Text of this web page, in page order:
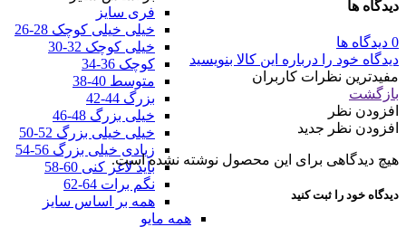
فری سایز
خیلی خیلی کوچک 28-26
خیلی کوچک 32-30
کوچک 36-34
متوسط 40-38
بزرگ 44-42
خیلی بزرگ 48-46
خیلی خیلی بزرگ 52-50
زیادی خیلی بزرگ 56-54
باید لاغر کنی 60-58
نگم برات 64-62
همه بر اساس سایز
همه مایو
دیدگاه ها
0 دیدگاه ها
دیدگاه خود را درباره این کالا بنویسید
مفیدترین نظرات کاربران
بازگشت
افزودن نظر
افزودن نظر جدید
هیچ دیدگاهی برای این محصول نوشته نشده است.
دیدگاه خود را ثبت کنید